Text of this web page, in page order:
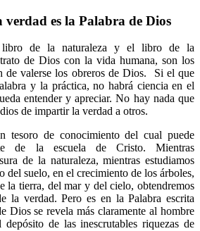
verdad es la Palabra de Dios
libro de la naturaleza y el libro de la
de Dios con la vida humana, son los
de valerse los obreros de Dios. Si el que
y la práctica, no habrá ciencia en el
entender y apreciar. No hay nada que
de impartir la verdad a otros.
tesoro de conocimiento del cual puede
de la escuela de Cristo. Mientras
de la naturaleza, mientras estudiamos
del suelo, en el crecimiento de los árboles,
la tierra, del mar y del cielo, obtendremos
la verdad. Pero es en la Palabra escrita
Dios se revela más claramente al hombre
de las inescrutables riquezas de